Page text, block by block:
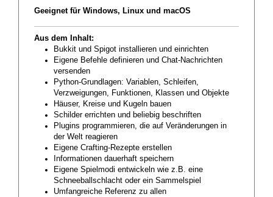
Geeignet für Windows, Linux und macOS
Aus dem Inhalt:
Bukkit und Spigot installieren und einrichten
Eigene Befehle definieren und Chat-Nachrichten
versenden
Python-Grundlagen: Variablen, Schleifen,
Verzweigungen, Funktionen, Klassen und Objekte
Häuser, Kreise und Kugeln bauen
Schilder errichten und beliebig beschriften
Plugins programmieren, die auf Veränderungen in
der Welt reagieren
Eigene Crafting-Rezepte erstellen
Informationen dauerhaft speichern
Eigene Spielmodi entwickeln wie z.B. eine
Schneeballschlacht oder ein Sammelspiel
Umfangreiche Referenz zu allen